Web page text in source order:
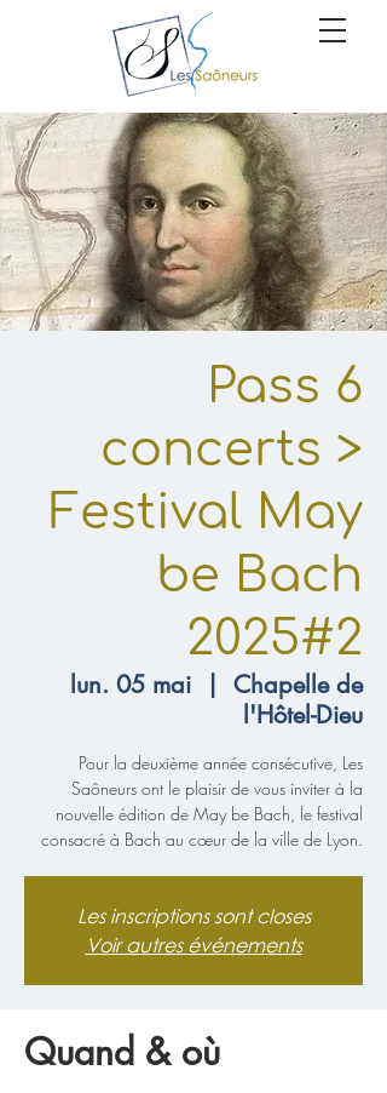
Pass 6
concerts >
Festival May
be Bach
2025#2
lun. 05 mai
  |
Chapelle de
l'Hôtel-Dieu
Pour la deuxième année consécutive, Les
Saôneurs ont le plaisir de vous inviter à la
nouvelle édition de May be Bach, le festival
consacré à Bach au cœur de la ville de Lyon.
Les inscriptions sont closes
Voir autres événements
Quand & où